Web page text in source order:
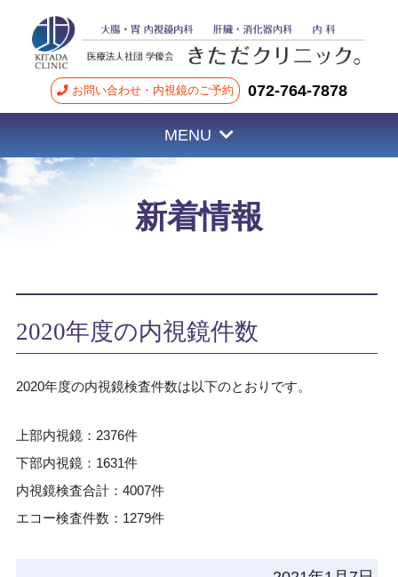
お問い合わせ・内視鏡のご予約 072-764-7878
MENU
新着情報
2020年度の内視鏡件数
2020年度の内視鏡検査件数は以下のとおりです。
上部内視鏡：2376件
下部内視鏡：1631件
内視鏡検査合計：4007件
エコー検査件数：1279件